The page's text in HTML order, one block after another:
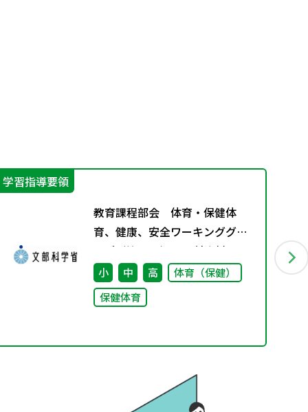
学習指導要領
教育課程部会 体育・保健体
育、健康、安全ワーキンググル
ープ（第11回） 配付資料
小 中 高
体育（保健）
保健体育